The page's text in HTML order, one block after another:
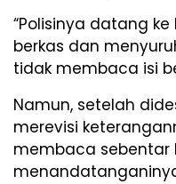
“Polisinya datang
berkas dan
tidak membaca isi
Namun, setelah
merevisi
membaca sebentar